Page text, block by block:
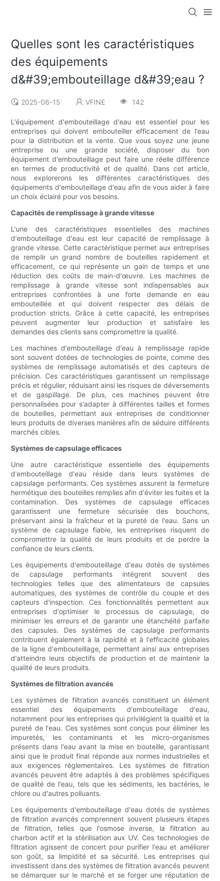
Quelles sont les caractéristiques
des équipements
d&#39;embouteillage d&#39;eau ?
2025-06-15 VFINE 142
L'équipement d'embouteillage d'eau est essentiel pour les
entreprises qui doivent embouteiller efficacement de l'eau
pour la distribution et la vente. Que vous soyez une jeune
entreprise ou une grande société, disposer du bon
équipement d'embouteillage peut faire une réelle différence
en termes de productivité et de qualité. Dans cet article,
nous explorerons les différentes caractéristiques des
équipements d'embouteillage d'eau afin de vous aider à faire
un choix éclairé pour vos besoins.
Capacités de remplissage à grande vitesse
L'une des caractéristiques essentielles des machines
d'embouteillage d'eau est leur capacité de remplissage à
grande vitesse. Cette caractéristique permet aux entreprises
de remplir un grand nombre de bouteilles rapidement et
efficacement, ce qui représente un gain de temps et une
réduction des coûts de main-d'œuvre. Les machines de
remplissage à grande vitesse sont indispensables aux
entreprises confrontées à une forte demande en eau
embouteillée et qui doivent respecter des délais de
production stricts. Grâce à cette capacité, les entreprises
peuvent augmenter leur production et satisfaire les
demandes des clients sans compromettre la qualité.
Les machines d'embouteillage d'eau à remplissage rapide
sont souvent dotées de technologies de pointe, comme des
systèmes de remplissage automatisés et des capteurs de
précision. Ces caractéristiques garantissent un remplissage
précis et régulier, réduisant ainsi les risques de déversements
et de gaspillage. De plus, ces machines peuvent être
personnalisées pour s'adapter à différentes tailles et formes
de bouteilles, permettant aux entreprises de conditionner
leurs produits de diverses manières afin de séduire différents
marchés cibles.
Systèmes de capsulage efficaces
Une autre caractéristique essentielle des équipements
d'embouteillage d'eau réside dans leurs systèmes de
capsulage performants. Ces systèmes assurent la fermeture
hermétique des bouteilles remplies afin d'éviter les fuites et la
contamination. Des systèmes de capsulage efficaces
garantissent une fermeture sécurisée des bouchons,
préservant ainsi la fraîcheur et la pureté de l'eau. Sans un
système de capsulage fiable, les entreprises risquent de
compromettre la qualité de leurs produits et de perdre la
confiance de leurs clients.
Les équipements d'embouteillage d'eau dotés de systèmes
de capsulage performants intègrent souvent des
technologies telles que des alimentateurs de capsules
automatiques, des systèmes de contrôle du couple et des
capteurs d'inspection. Ces fonctionnalités permettent aux
entreprises d'optimiser le processus de capsulage, de
minimiser les erreurs et de garantir une étanchéité parfaite
des capsules. Des systèmes de capsulage performants
contribuent également à la rapidité et à l'efficacité globales
de la ligne d'embouteillage, permettant ainsi aux entreprises
d'atteindre leurs objectifs de production et de maintenir la
qualité de leurs produits.
Systèmes de filtration avancés
Les systèmes de filtration avancés constituent un élément
essentiel des équipements d'embouteillage d'eau,
notamment pour les entreprises qui privilégient la qualité et la
pureté de l'eau. Ces systèmes sont conçus pour éliminer les
impuretés, les contaminants et les micro-organismes
présents dans l'eau avant la mise en bouteille, garantissant
ainsi que le produit final réponde aux normes industrielles et
aux exigences réglementaires. Les systèmes de filtration
avancés peuvent être adaptés à des problèmes spécifiques
de qualité de l'eau, tels que les sédiments, les bactéries, le
chlore ou d'autres polluants.
Les équipements d'embouteillage d'eau dotés de systèmes
de filtration avancés comprennent souvent plusieurs étapes
de filtration, telles que l'osmose inverse, la filtration au
charbon actif et la stérilisation aux UV. Ces technologies de
filtration agissent de concert pour purifier l'eau et améliorer
son goût, sa limpidité et sa sécurité. Les entreprises qui
investissent dans des systèmes de filtration avancés peuvent
se démarquer sur le marché et se forger une réputation de